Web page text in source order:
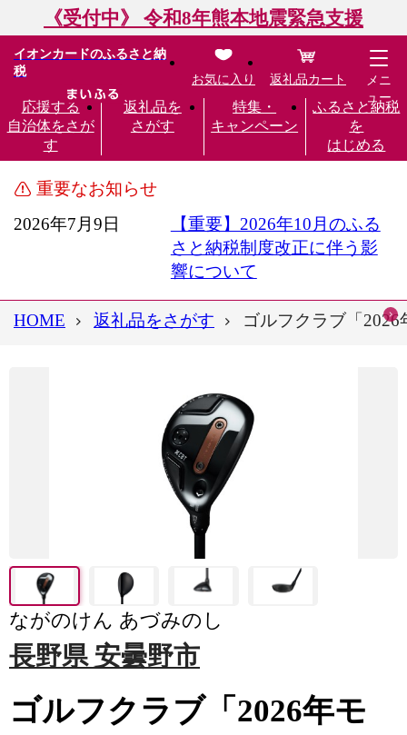
《受付中》 令和8年熊本地震緊急支援
イオンカードのふるさと納
税
応援する
自治体をさが
す
返礼品を
さがす
特集・
キャンペーン
ふるさと納税
を
はじめる
お気に入り 返礼品カート
メニ
ュー
重要なお知らせ
2026年7月9日
【重要】2026年10月のふる
さと納税制度改正に伴う影
響について
HOME 返礼品をさがす ゴルフクラブ「
ながのけん あづみのし
長野県 安曇野市
ゴルフクラブ「2026年モ